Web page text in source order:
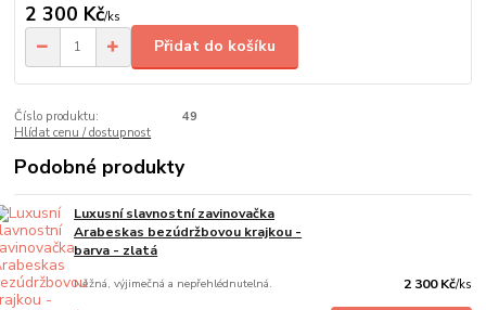
2 300 Kč/ks
Přidat do košíku
Číslo produktu:
49
Hlídat cenu / dostupnost
Podobné produkty
Luxusní slavnostní zavinovačka
Arabeskas bezúdržbovou krajkou -
barva - zlatá
Něžná, výjimečná a nepřehlédnutelná. 2 300 Kč/ks